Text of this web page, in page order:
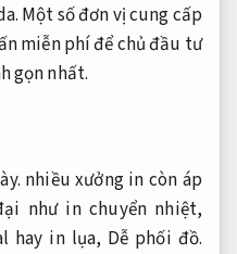
Một số đơn vị cung cấp
miễn phí để chủ đầu tư
gọn nhất.
nhiều xưởng in còn áp
như in chuyển nhiệt,
hay in lụa, Dễ phối đồ.